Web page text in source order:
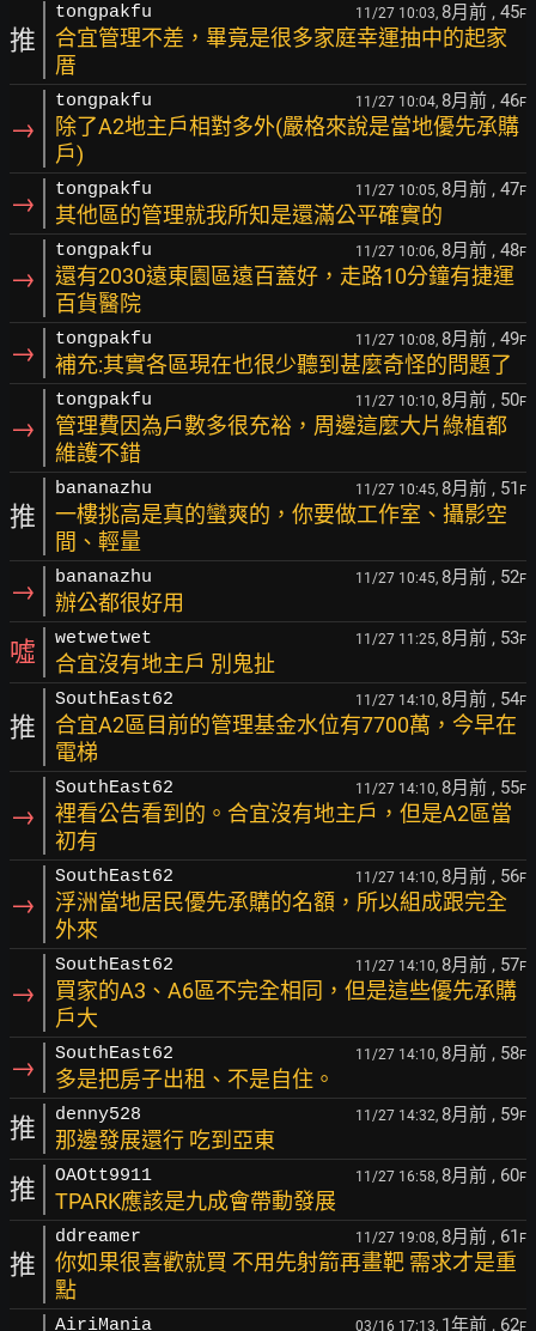
推
tongpakfu 11/27 10:03, 8月前 , 45F
合宜管理不差，畢竟是很多家庭幸運抽中的起家
厝
→
tongpakfu 11/27 10:04, 8月前 , 46F
除了A2地主戶相對多外(嚴格來說是當地優先承購
戶)
→ tongpakfu 11/27 10:05, 8月前 , 47F
其他區的管理就我所知是還滿公平確實的
→
tongpakfu 11/27 10:06, 8月前 , 48F
還有2030遠東園區遠百蓋好，走路10分鐘有捷運
百貨醫院
→ tongpakfu 11/27 10:08, 8月前 , 49F
補充:其實各區現在也很少聽到甚麼奇怪的問題了
→
tongpakfu 11/27 10:10, 8月前 , 50F
管理費因為戶數多很充裕，周邊這麼大片綠植都
維護不錯
推
bananazhu 11/27 10:45, 8月前 , 51 F
一樓挑高是真的蠻爽的，你要做工作室、攝影空
間、輕量
→ bananazhu 11/27 10:45, 8月前 , 52F
辦公都很好用
噓 wetwetwet 11/27 11:25, 8月前 , 53F
合宜沒有地主戶 別鬼扯
推
SouthEast62 11/27 14:10, 8月前 , 54F
合宜A2區目前的管理基金水位有7700萬，今早在
電梯
→
SouthEast62 11/27 14:10, 8月前 , 55F
裡看公告看到的。合宜沒有地主戶，但是A2區當
初有
→
SouthEast62 11/27 14:10, 8月前 , 56F
浮洲當地居民優先承購的名額，所以組成跟完全
外來
→
SouthEast62 11/27 14:10, 8月前 , 57F
買家的A3、A6區不完全相同，但是這些優先承購
戶大
→ SouthEast62 11/27 14:10, 8月前 , 58F
多是把房子出租、不是自住。
推 denny528 11/27 14:32, 8月前 , 59F
那邊發展還行 吃到亞東
推 OAOtt9911 11/27 16:58, 8月前 , 60F
TPARK應該是九成會帶動發展
推
ddreamer 11/27 19:08, 8月前 , 61 F
你如果很喜歡就買 不用先射箭再畫靶 需求才是重
點
AiriMania 03/16 17:13, 1年前 , 62F